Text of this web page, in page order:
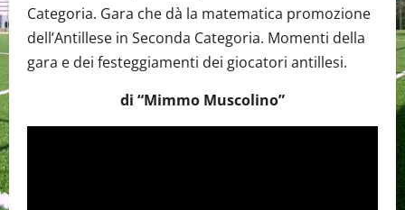
Categoria. Gara che dà la matematica promozione
dell’Antillese in Seconda Categoria. Momenti della
gara e dei festeggiamenti dei giocatori antillesi.
di “Mimmo Muscolino”